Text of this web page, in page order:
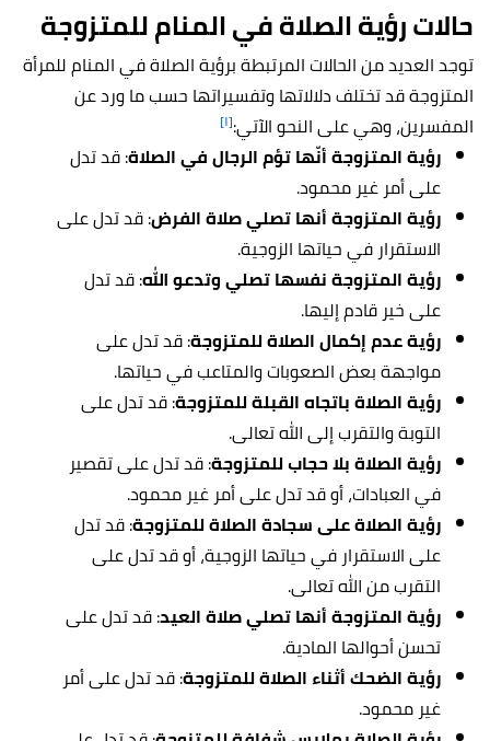
حالات رؤية الصلاة في المنام للمتزوجة
توجد العديد من الحالات المرتبطة برؤية الصلاة في المنام للمرأة
المتزوجة قد تختلف دلالاتها وتفسيراتها حسب ما ورد عن
المفسرين، وهي على النحو الآتي:[١]
رؤية المتزوجة أنّها تؤم الرجال في الصلاة: قد تدل
على أمر غير محمود.
رؤية المتزوجة أنها تصلي صلاة الفرض: قد تدل على
الاستقرار في حياتها الزوجية.
رؤية المتزوجة نفسها تصلي وتدعو الله: قد تدل
على خير قادم إليها.
رؤية عدم إكمال الصلاة للمتزوجة: قد تدل على
مواجهة بعض الصعوبات والمتاعب في حياتها.
رؤية الصلاة باتجاه القبلة للمتزوجة: قد تدل على
التوبة والتقرب إلى الله تعالى.
رؤية الصلاة بلا حجاب للمتزوجة: قد تدل على تقصير
في العبادات، أو قد تدل على أمر غير محمود.
رؤية الصلاة على سجادة الصلاة للمتزوجة: قد تدل
على الاستقرار في حياتها الزوجية، أو قد تدل على
التقرب من الله تعالى.
رؤية المتزوجة أنها تصلي صلاة العيد: قد تدل على
تحسن أحوالها المادية.
رؤية الضحك أثناء الصلاة للمتزوجة: قد تدل على أمر
غير محمود.